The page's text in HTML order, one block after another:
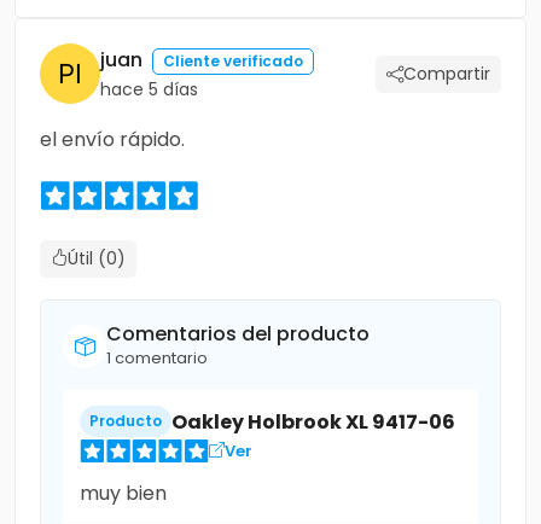
juan Cliente verificado
hace 5 días
Compartir
el envío rápido.
Útil (0)
Comentarios del producto
1 comentario
Producto Oakley Holbrook XL 9417-06
Ver
muy bien